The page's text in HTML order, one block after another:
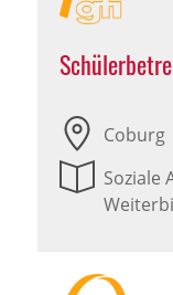
Coburg
Soziale